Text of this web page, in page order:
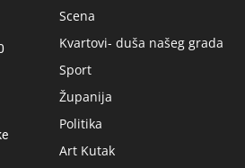
Scena
Kvartovi- duša našeg grada
Sport
Županija
Politika
Art Kutak